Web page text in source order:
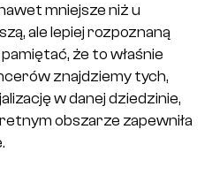
mniejsze niż u
ale lepiej rozpoznaną
że to właśnie
znajdziemy tych,
w danej dziedzinie,
obszarze zapewniła